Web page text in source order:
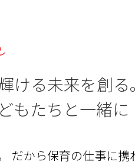
ける未来を創る。
もたちと一緒に
だから保育の仕事に携